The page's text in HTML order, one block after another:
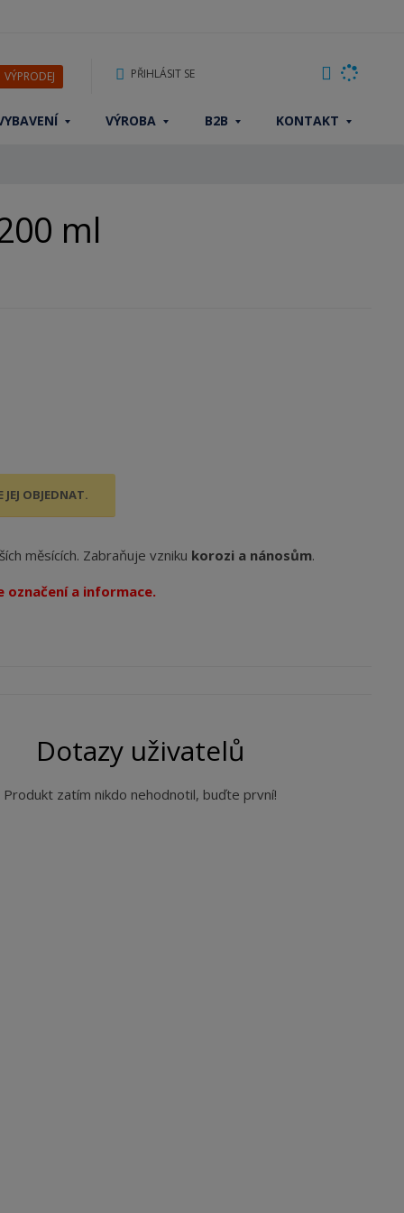
VÝPRODEJ PŘIHLÁSIT SE
VÝROBA B2B KONTAKT
ml
OBJEDNAT.
měsících. Zabraňuje vzniku korozi a nánosům.
a informace.
Dotazy uživatelů
Produkt zatím nikdo nehodnotil, buďte první!